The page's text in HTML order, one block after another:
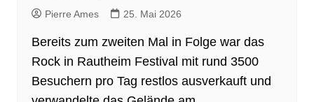
Pierre Ames 25. Mai 2026
Bereits zum zweiten Mal in Folge war das
Rock in Rautheim Festival mit rund 3500
Besuchern pro Tag restlos ausverkauft und